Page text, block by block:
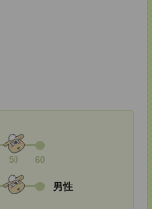
50 60
男性